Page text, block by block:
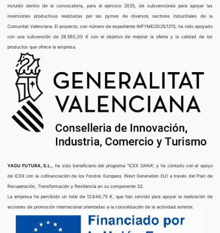
incluido dentro de la convocatoria, para el ejercicio 2025, de subvenciones para apoyar las
inversiones productivas realizadas por las pymes de diversos sectores industriales de la
Comunitat Valenciana. El proyecto, con número de expediente INPYME/2025/1215, ha sido apoyado
con una subvención de 28.590,00 € con el objetivo de mejorar la oferta y la calidad de los
productos que ofrece la empresa.
YAGU FUTURA, S.L.,
ha sido beneficiario del programa “ICEX DANA”, y ha contado con el apoyo
de ICEX con la cofinanciación de los Fondos Europeos (Next Generation EU) a través del Plan de
Recuperación, Transformación y Resiliencia en su componente 32.
La empresa ha percibido un total de 12.846,75 €, que han servido para apoyar la realización de
acciones de promoción internacional orientadas a la consolidación de la actividad exterior.